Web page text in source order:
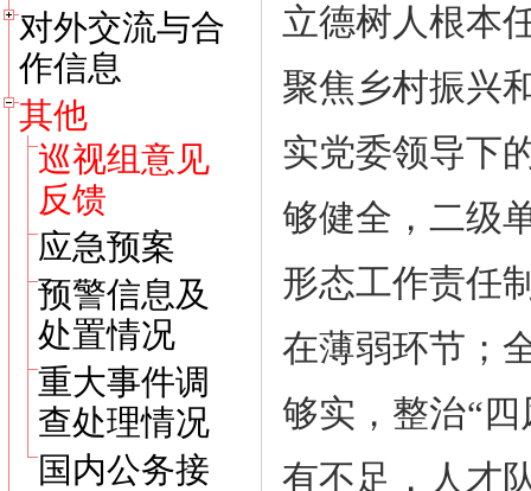
对外交流与合
作信息
其他
巡视组意见
反馈
应急预案
预警信息及
处置情况
重大事件调
查处理情况
国内公务接
立德树人根本
聚焦乡村振兴
实党委领导下
够健全，二级
形态工作责任
在薄弱环节；
够实，整治“
有不足，人才